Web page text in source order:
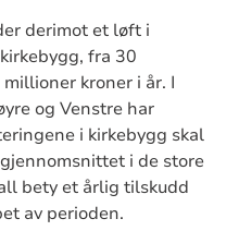
derimot et løft i
fra 30
kroner i år. I
og Venstre har
i kirkebygg skal
i de store
bety et årlig tilskudd
av perioden.